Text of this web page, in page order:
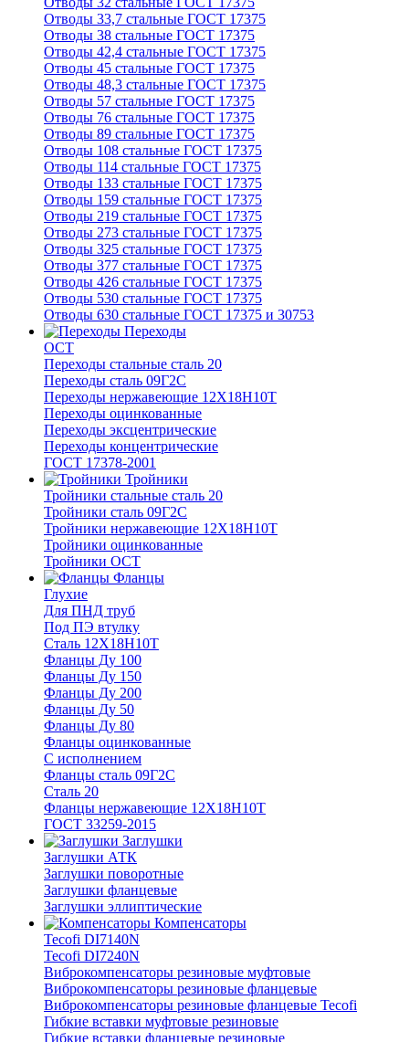
Отводы 33,7 стальные ГОСТ 17375
Отводы 38 стальные ГОСТ 17375
Отводы 42,4 стальные ГОСТ 17375
Отводы 45 стальные ГОСТ 17375
Отводы 48,3 стальные ГОСТ 17375
Отводы 57 стальные ГОСТ 17375
Отводы 76 стальные ГОСТ 17375
Отводы 89 стальные ГОСТ 17375
Отводы 108 стальные ГОСТ 17375
Отводы 114 стальные ГОСТ 17375
Отводы 133 стальные ГОСТ 17375
Отводы 159 стальные ГОСТ 17375
Отводы 219 стальные ГОСТ 17375
Отводы 273 стальные ГОСТ 17375
Отводы 325 стальные ГОСТ 17375
Отводы 377 стальные ГОСТ 17375
Отводы 426 стальные ГОСТ 17375
Отводы 530 стальные ГОСТ 17375
Отводы 630 стальные ГОСТ 17375 и 30753
Переходы
ОСТ
Переходы стальные сталь 20
Переходы сталь 09Г2С
Переходы нержавеющие 12Х18Н10Т
Переходы оцинкованные
Переходы эксцентрические
Переходы концентрические
ГОСТ 17378-2001
Тройники
Тройники стальные сталь 20
Тройники сталь 09Г2С
Тройники нержавеющие 12Х18Н10Т
Тройники оцинкованные
Тройники ОСТ
Фланцы
Глухие
Для ПНД труб
Под ПЭ втулку
Сталь 12Х18Н10Т
Фланцы Ду 100
Фланцы Ду 150
Фланцы Ду 200
Фланцы Ду 50
Фланцы Ду 80
Фланцы оцинкованные
С исполнением
Фланцы сталь 09Г2С
Сталь 20
Фланцы нержавеющие 12Х18Н10Т
ГОСТ 33259-2015
Заглушки
Заглушки АТК
Заглушки поворотные
Заглушки фланцевые
Заглушки эллиптические
Компенсаторы
Tecofi DI7140N
Tecofi DI7240N
Виброкомпенсаторы резиновые муфтовые
Виброкомпенсаторы резиновые фланцевые
Виброкомпенсаторы резиновые фланцевые Tecofi
Гибкие вставки муфтовые резиновые
Гибкие вставки фланцевые резиновые